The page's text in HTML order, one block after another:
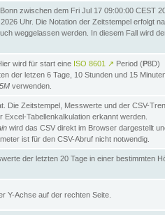
zwischen dem Fri Jul 17 09:00:00 CEST
Uhr. Die Notation der Zeitstempel erfolgt
weggelassen werden. In diesem Fall wird
wird für start eine ISO 8601 ↗ Period (P8D)
der letzen 6 Tage, 10 Stunden und 15
verwenden.
Die Zeitstempel, Messwerte und der CSV-
Tabellenkalkulation erkannt werden.
wird das CSV direkt im Browser dargestellt
ist für den CSV-Abruf nicht notwendig.
der letzten 20 Tage in einer bestimmten
Y-Achse auf der rechten Seite.